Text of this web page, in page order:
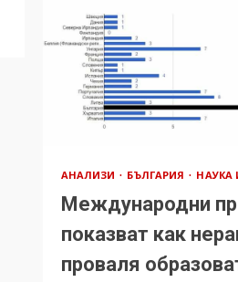
АНАЛИЗИ БЪЛГАРИЯ НАУКА
Международни
показват как
проваля